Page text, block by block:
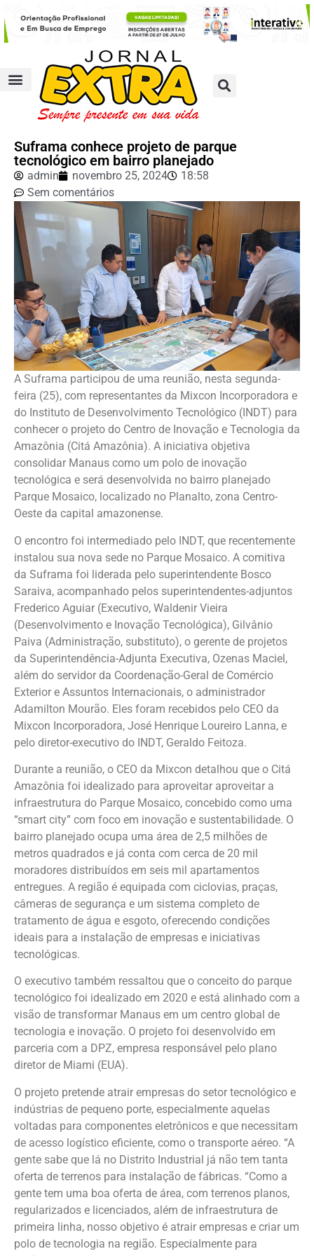
Suframa conhece projeto de parque
tecnológico em bairro planejado
admin novembro 25, 2024
18:58
Sem comentários
A Suframa participou de uma reunião, nesta segunda-
feira (25), com representantes da Mixcon Incorporadora e
do Instituto de Desenvolvimento Tecnológico (INDT) para
conhecer o projeto do Centro de Inovação e Tecnologia da
Amazônia (Citá Amazônia). A iniciativa objetiva
consolidar Manaus como um polo de inovação
tecnológica e será desenvolvida no bairro planejado
Parque Mosaico, localizado no Planalto, zona Centro-
Oeste da capital amazonense.
O encontro foi intermediado pelo INDT, que recentemente
instalou sua nova sede no Parque Mosaico. A comitiva
da Suframa foi liderada pelo superintendente Bosco
Saraiva, acompanhado pelos superintendentes-adjuntos
Frederico Aguiar (Executivo, Waldenir Vieira
(Desenvolvimento e Inovação Tecnológica), Gilvânio
Paiva (Administração, substituto), o gerente de projetos
da Superintendência-Adjunta Executiva, Ozenas Maciel,
além do servidor da Coordenação-Geral de Comércio
Exterior e Assuntos Internacionais, o administrador
Adamilton Mourão. Eles foram recebidos pelo CEO da
Mixcon Incorporadora, José Henrique Loureiro Lanna, e
pelo diretor-executivo do INDT, Geraldo Feitoza.
Durante a reunião, o CEO da Mixcon detalhou que o Citá
Amazônia foi idealizado para aproveitar aproveitar a
infraestrutura do Parque Mosaico, concebido como uma
“smart city” com foco em inovação e sustentabilidade. O
bairro planejado ocupa uma área de 2,5 milhões de
metros quadrados e já conta com cerca de 20 mil
moradores distribuídos em seis mil apartamentos
entregues. A região é equipada com ciclovias, praças,
câmeras de segurança e um sistema completo de
tratamento de água e esgoto, oferecendo condições
ideais para a instalação de empresas e iniciativas
tecnológicas.
O executivo também ressaltou que o conceito do parque
tecnológico foi idealizado em 2020 e está alinhado com a
visão de transformar Manaus em um centro global de
tecnologia e inovação. O projeto foi desenvolvido em
parceria com a DPZ, empresa responsável pelo plano
diretor de Miami (EUA).
O projeto pretende atrair empresas do setor tecnológico e
indústrias de pequeno porte, especialmente aquelas
voltadas para componentes eletrônicos e que necessitam
de acesso logístico eficiente, como o transporte aéreo. “A
gente sabe que lá no Distrito Industrial já não tem tanta
oferta de terrenos para instalação de fábricas. “Como a
gente tem uma boa oferta de área, com terrenos planos,
regularizados e licenciados, além de infraestrutura de
primeira linha, nosso objetivo é atrair empresas e criar um
polo de tecnologia na região. Especialmente para